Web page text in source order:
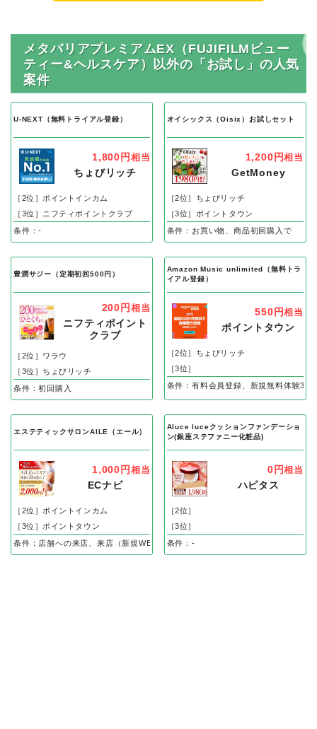
メタバリアプレミアムEX（FUJIFILMビュー
ティー&ヘルスケア）以外の「お試し」の人気
案件
U-NEXT（無料トライアル登録）
1,800円 相当
ちょびリッチ
［2位］ポイントインカム
［3位］ニフティポイントクラブ
条件：-
オイシックス（Oisix）お試しセット
1,200円相当
GetMoney
［2位］ちょびリッチ
［3位］ポイントタウン
条件：お買い物、商品初回購入で
豊潤サジー（定期初回500円）
200円 相当
ニフティポイント
クラブ
［2位］ワラウ
［3位］ちょびリッチ
条件：初回購入
Amazon Music unlimited（無料トラ
イアル登録）
550円相当
ポイントタウン
［2位］ちょびリッチ
［3位］
条件：有料会員登録、新規無料体験3カ
エステティックサロンAILE（エール）
1,000円 相当
ECナビ
［2位］ポイントインカム
［3位］ポイントタウン
条件：店舗への来店、来店（新規WEB申し込み後、体験完了）で
Aluce luceクッションファンデーショ
ン(銀座ステファニー化粧品)
0円相当
ハピタス
［2位］
［3位］
条件：-